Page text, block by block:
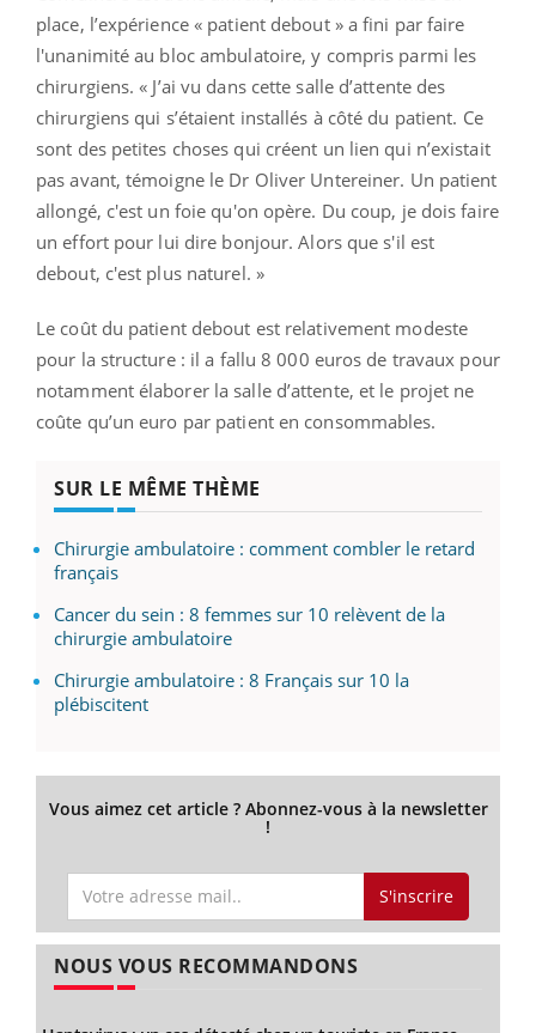
place, l’expérience « patient debout » a fini par faire
l'unanimité au bloc ambulatoire, y compris parmi les
chirurgiens. « J’ai vu dans cette salle d’attente des
chirurgiens qui s’étaient installés à côté du patient. Ce
sont des petites choses qui créent un lien qui n’existait
pas avant, témoigne le Dr Oliver Untereiner. Un patient
allongé, c'est un foie qu'on opère. Du coup, je dois faire
un effort pour lui dire bonjour. Alors que s'il est
debout, c'est plus naturel. »
Le coût du patient debout est relativement modeste
pour la structure : il a fallu 8 000 euros de travaux pour
notamment élaborer la salle d’attente, et le projet ne
coûte qu’un euro par patient en consommables.
SUR LE MÊME THÈME
Chirurgie ambulatoire : comment combler le retard
français
Cancer du sein : 8 femmes sur 10 relèvent de la
chirurgie ambulatoire
Chirurgie ambulatoire : 8 Français sur 10 la
plébiscitent
Vous aimez cet article ? Abonnez-vous à la newsletter
!
S'inscrire
NOUS VOUS RECOMMANDONS